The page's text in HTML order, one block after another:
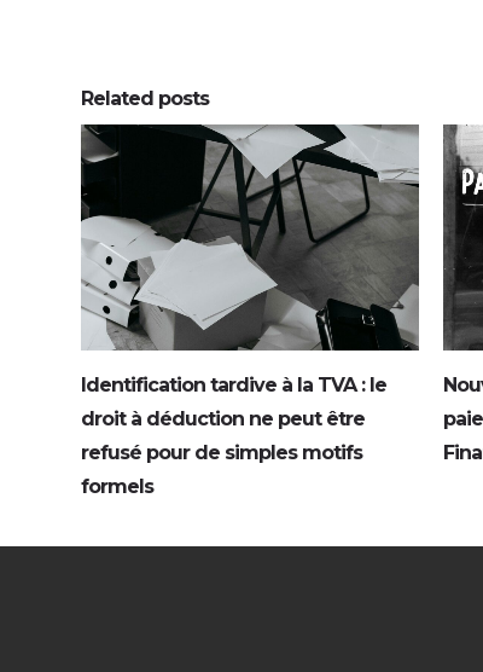
Related posts
0 0
Identification tardive à la TVA : le
droit à déduction ne peut être
refusé pour de simples motifs
formels